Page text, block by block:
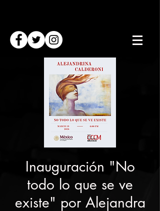
Inauguración "No
todo lo que se ve
existe" por Alejandra